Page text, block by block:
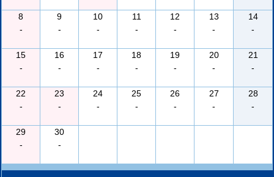
8
-
9
-
10
-
11
-
12
-
13
-
14
-
15
-
16
-
17
-
18
-
19
-
20
-
21
-
22
-
23
-
24
-
25
-
26
-
27
-
28
-
29
-
30
-